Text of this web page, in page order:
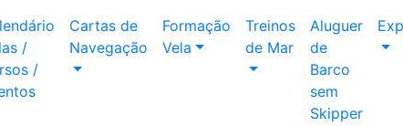
/
/
Cartas de
Navegação
Formação
Vela
Treinos
de Mar
Aluguer
de
Barco
sem
Skipper